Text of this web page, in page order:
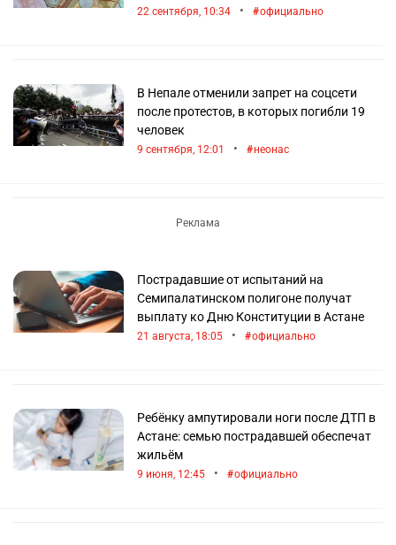
22 сентября, 10:34 • официально
В Непале отменили запрет на соцсети
после протестов, в которых погибли 19
человек
9 сентября, 12:01 • неонас
Пострадавшие от испытаний на
Семипалатинском полигоне получат
выплату ко Дню Конституции в Астане
21 августа, 18:05 • официально
Ребёнку ампутировали ноги после ДТП в
Астане: семью пострадавшей обеспечат
жильём
9 июня, 12:45 • официально